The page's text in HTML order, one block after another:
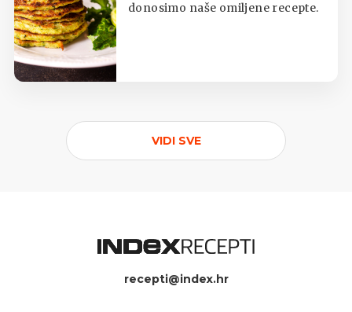
donosimo naše omiljene recepte.
VIDI SVE
recepti@index.hr